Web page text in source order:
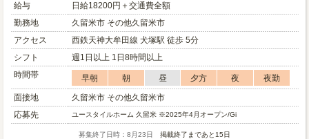
給与
日給18200円＋交通費全額
勤務地
久留米市 その他久留米市
アクセス
西鉄天神大牟田線 犬塚駅 徒歩 5分
シフト
週1日以上 1日8時間以上
時間帯
早朝 朝 昼 夕方 夜
夜勤
面接地
久留米市 その他久留米市
応募先
ユースタイルホーム 久留米 ※2025年4月オープン/Gi
募集終了日時：8月23日 掲載終了まであと15日